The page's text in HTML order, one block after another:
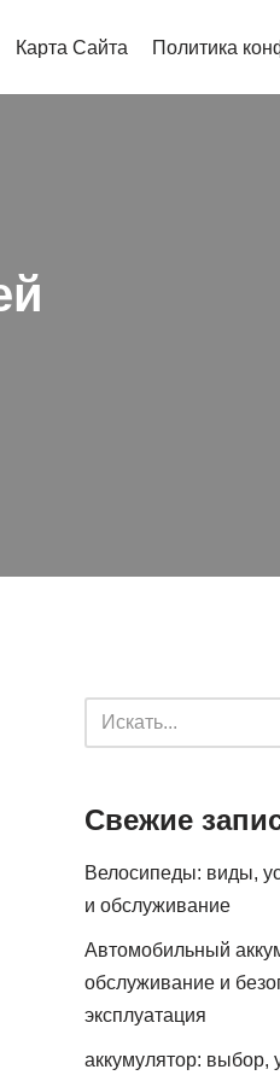
Карта Сайта Политика
Свежие
Велосипеды: виды,
и обслуживание
Автомобильный
обслуживание и
эксплуатация
аккумулятор: выбор,